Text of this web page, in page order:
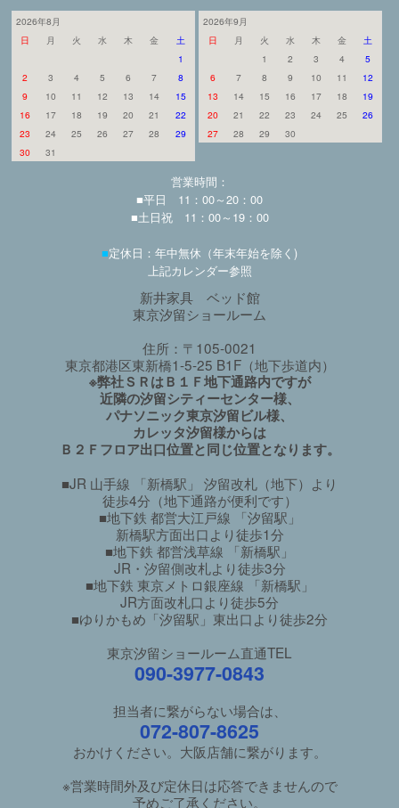
2026年8月
日
月 火 水 木 金
土
1
2
3 4 5 6 7
8
9
10 11 12 13 14
15
16
17 18 19 20 21
22
23
24 25 26 27 28
29
30
31
2026年9月
日
月 火 水 木 金
土
1
2 3 4
5
6
7 8 9 10 11
12
13
14 15 16 17 18
19
20
21 22 23 24 25
26
27
28 29 30
営業時間：
■平日 11：00～20：00
■土日祝 11：00～19：00
■定休日：年中無休（年末年始を除く)
上記カレンダー参照
新井家具 ベッド館
東京汐留ショールーム
住所：〒105-0021
東京都港区東新橋1-5-25 B1F（地下歩道内）
※弊社ＳＲはＢ１Ｆ地下通路内ですが
近隣の汐留シティーセンター様、
パナソニック東京汐留ビル様、
カレッタ汐留様からは
Ｂ２Ｆフロア出口位置と同じ位置となります。
■JR 山手線 「新橋駅」 汐留改札（地下）より
徒歩4分（地下通路が便利です）
■地下鉄 都営大江戸線 「汐留駅」
新橋駅方面出口より徒歩1分
■地下鉄 都営浅草線 「新橋駅」
JR・汐留側改札より徒歩3分
■地下鉄 東京メトロ銀座線 「新橋駅」
JR方面改札口より徒歩5分
■ゆりかもめ「汐留駅」東出口より徒歩2分
東京汐留ショールーム直通TEL
090-3977-0843
担当者に繋がらない場合は、
072-807-8625
おかけください。大阪店舗に繋がります。
※営業時間外及び定休日は応答できませんので
予めご了承ください。